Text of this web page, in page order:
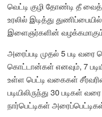
வெட்டி குழி தோண்டி தீ
உரலில் இடித்து
இளைஞர்களின்
அரைப்படி முதல் 5 படி
கொட்டான்கள் எனவும், 7
உள்ள பெட்டி வகைகள்
படியிலிருந்து 30
நார்பெட்டிகள்